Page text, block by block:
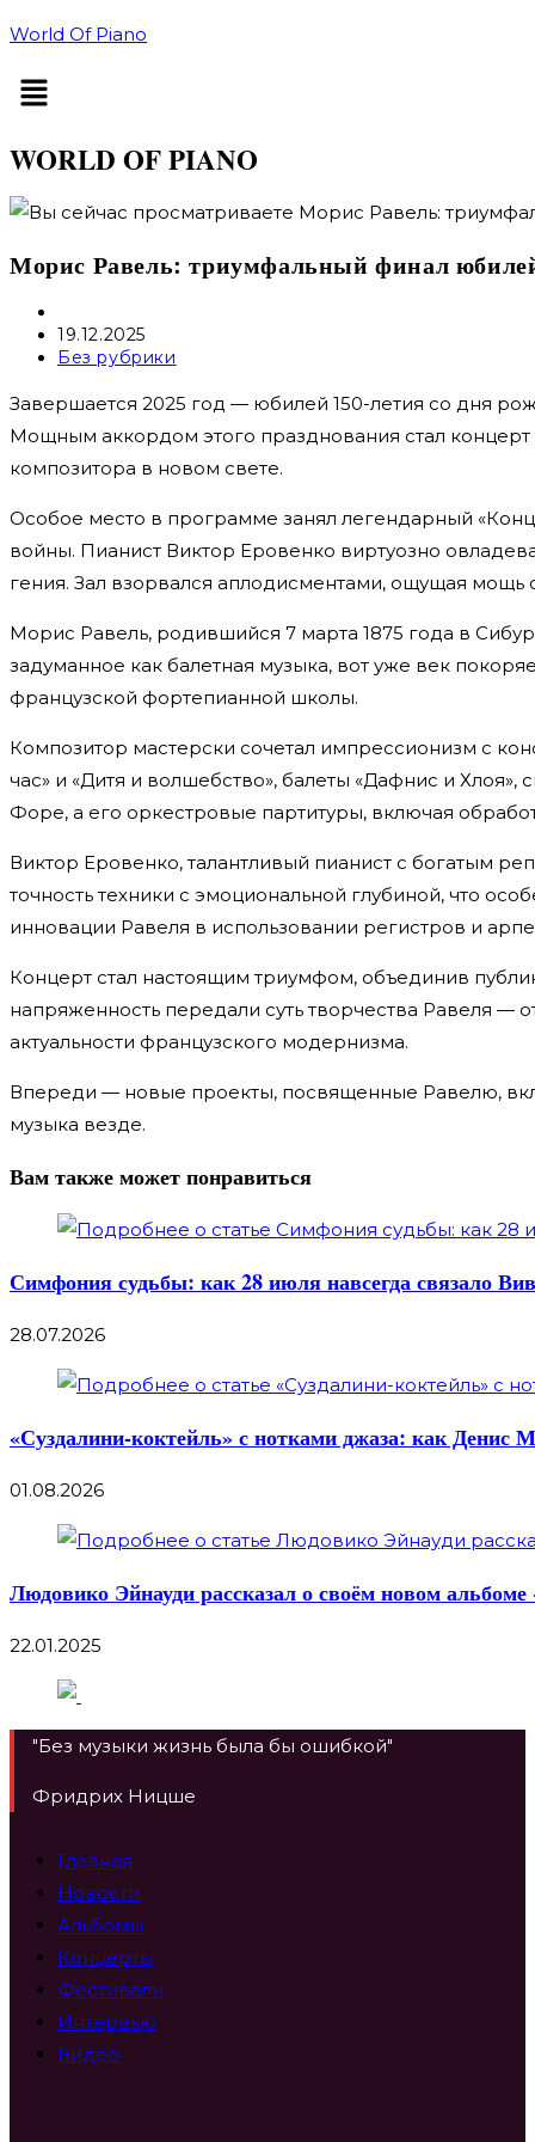
Перейти
содержимому
World Of Piano
Меню
WORLD OF PIANO
Морис Равель: триумфальный финал
записи:
Запись
опубликована:
19.12.2025
Рубрика
Без рубрики
Завершается 2025 год — юбилей 150-летия со дня
Мощным аккордом этого празднования стал
композитора в новом свете.​
Особое место в программе занял легендарный
войны. Пианист Виктор Еровенко виртуозно
гения. Зал взорвался аплодисментами, ощущая
Морис Равель, родившийся 7 марта 1875 года в
задуманное как балетная музыка, вот уже век
французской фортепианной школы.​
Композитор мастерски сочетал импрессионизм с
час» и «Дитя и волшебство», балеты «Дафнис и
Форе, а его оркестровые партитуры, включая
Виктор Еровенко, талантливый пианист с богатым
точность техники с эмоциональной глубиной, что
инновации Равеля в использовании регистров и
Концерт стал настоящим триумфом, объединив
напряженность передали суть творчества Равеля
актуальности французского модернизма.​
Впереди — новые проекты, посвященные Равелю,
музыка везде.
Вам также может понравиться
Симфония судьбы: как 28 июля навсегда связало
28.07.2026
«Суздалини-коктейль» с нотками джаза: как Денис
01.08.2026
Людовико Эйнауди рассказал о своём новом
22.01.2025
"Без музыки жизнь была бы ошибкой"
Фридрих Ницше
Главная
Новости
Альбомы
Концерты
Фестивали
Интервью
Видео